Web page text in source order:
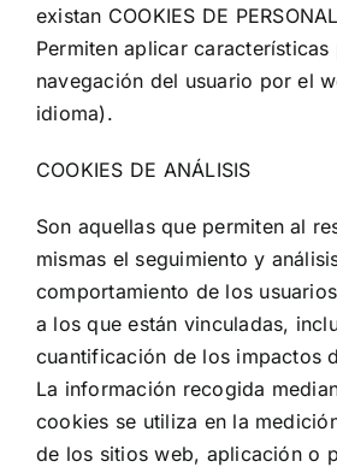
existan COOKIES DE
Permiten aplicar
navegación del usuario por el
idioma).
COOKIES DE ANÁLISIS
Son aquellas que permiten al
mismas el seguimiento y
comportamiento de los
a los que están vinculadas,
cuantificación de los impactos
La información recogida
cookies se utiliza en la
de los sitios web, aplicación o